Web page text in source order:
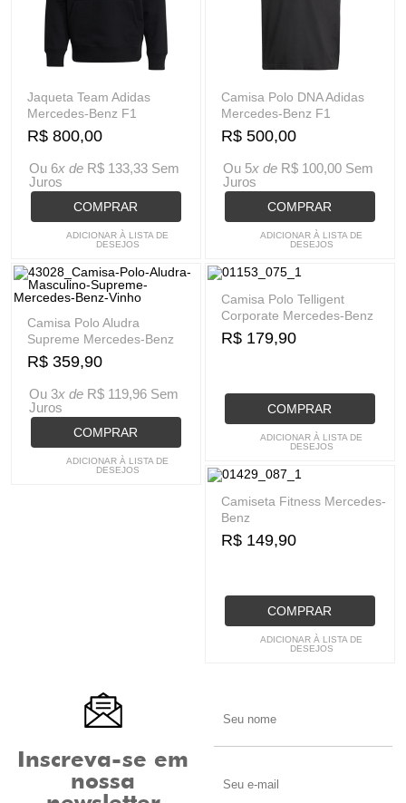
Jaqueta Team Adidas
Mercedes-Benz F1
R$ 800,00
Ou 6x de R$ 133,33 Sem
Juros
COMPRAR
ADICIONAR À LISTA DE
DESEJOS
Camisa Polo DNA Adidas
Mercedes-Benz F1
R$ 500,00
Ou 5x de R$ 100,00 Sem
Juros
COMPRAR
ADICIONAR À LISTA DE
DESEJOS
Camisa Polo Aludra
Supreme Mercedes-Benz
R$ 359,90
Ou 3x de R$ 119,96 Sem
Juros
COMPRAR
ADICIONAR À LISTA DE
DESEJOS
Camisa Polo Telligent
Corporate Mercedes-Benz
R$ 179,90
COMPRAR
ADICIONAR À LISTA DE
DESEJOS
Camiseta Fitness Mercedes-
Benz
R$ 149,90
COMPRAR
ADICIONAR À LISTA DE
DESEJOS
Inscreva-se em
nossa